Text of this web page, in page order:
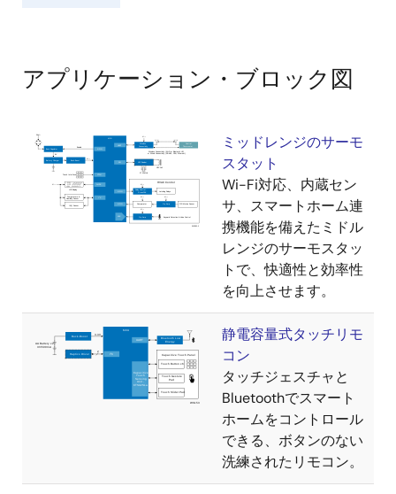
アプリケーション・ブロック図
ミッドレンジのサーモ
スタット
Wi-Fi対応、内蔵セン
サ、スマートホーム連
携機能を備えたミドル
レンジのサーモスタッ
トで、快適性と効率性
を向上させます。
静電容量式タッチリモ
コン
タッチジェスチャと
Bluetoothでスマート
ホームをコントロール
できる、ボタンのない
洗練されたリモコン。